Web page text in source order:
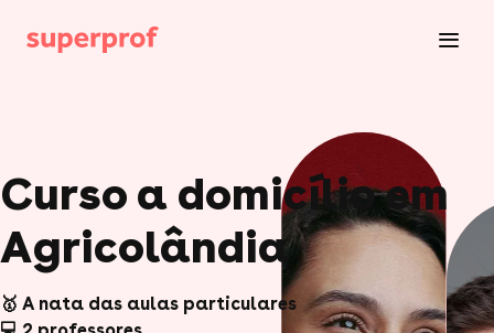
Curso a domicílio em
Agricolândia
🥇 A nata das aulas particulares